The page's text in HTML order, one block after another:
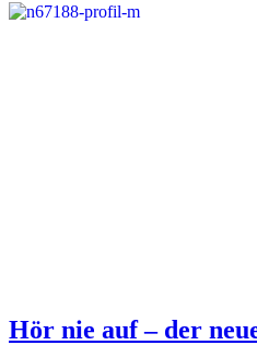
Hör nie auf – der